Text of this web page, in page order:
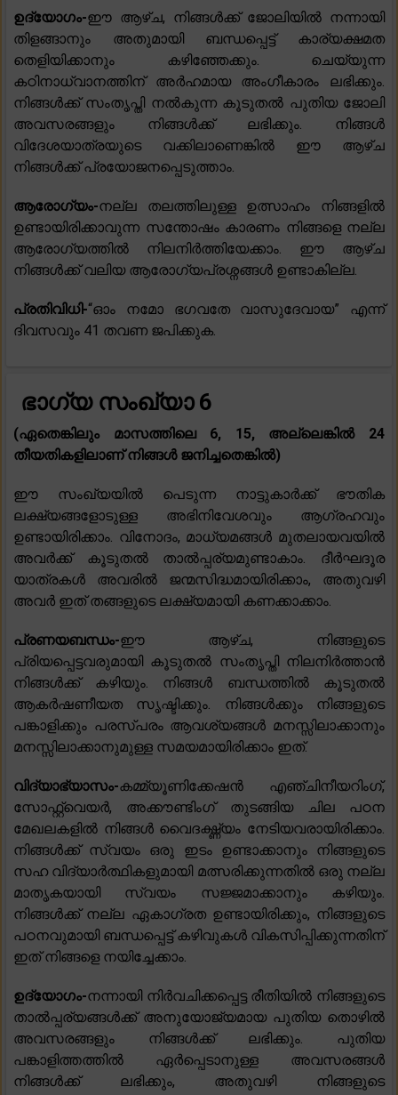
ഉദ്യോഗം-ഈ ആഴ്ച, നിങ്ങൾക്ക് ജോലിയിൽ നന്നായി
തിളങ്ങാനും അതുമായി ബന്ധപ്പെട്ട് കാര്യക്ഷമത
തെളിയിക്കാനും കഴിഞ്ഞേക്കും. ചെയ്യുന്ന
കഠിനാധ്വാനത്തിന് അർഹമായ അംഗീകാരം ലഭിക്കും.
നിങ്ങൾക്ക് സംതൃപ്തി നൽകുന്ന കൂടുതൽ പുതിയ ജോലി
അവസരങ്ങളും നിങ്ങൾക്ക് ലഭിക്കും. നിങ്ങൾ
വിദേശയാത്രയുടെ വക്കിലാണെങ്കിൽ ഈ ആഴ്ച
നിങ്ങൾക്ക് പ്രയോജനപ്പെടുത്താം.
ആരോഗ്യം-നല്ല തലത്തിലുള്ള ഉത്സാഹം നിങ്ങളിൽ
ഉണ്ടായിരിക്കാവുന്ന സന്തോഷം കാരണം നിങ്ങളെ നല്ല
ആരോഗ്യത്തിൽ നിലനിർത്തിയേക്കാം. ഈ ആഴ്ച
നിങ്ങൾക്ക് വലിയ ആരോഗ്യപ്രശ്നങ്ങൾ ഉണ്ടാകില്ല.
പ്രതിവിധി-“ഓം നമോ ഭഗവതേ വാസുദേവായ” എന്ന്
ദിവസവും 41 തവണ ജപിക്കുക.
ഭാഗ്യ സംഖ്യാ 6
(ഏതെങ്കിലും മാസത്തിലെ 6, 15, അല്ലെങ്കിൽ 24
തീയതികളിലാണ് നിങ്ങൾ ജനിച്ചതെങ്കിൽ)
ഈ സംഖ്യയിൽ പെടുന്ന നാട്ടുകാർക്ക് ഭൗതിക
ലക്ഷ്യങ്ങളോടുള്ള അഭിനിവേശവും ആഗ്രഹവും
ഉണ്ടായിരിക്കാം. വിനോദം, മാധ്യമങ്ങൾ മുതലായവയിൽ
അവർക്ക് കൂടുതൽ താൽപ്പര്യമുണ്ടാകാം. ദീർഘദൂര
യാത്രകൾ അവരിൽ ജന്മസിദ്ധമായിരിക്കാം, അതുവഴി
അവർ ഇത് തങ്ങളുടെ ലക്ഷ്യമായി കണക്കാക്കാം.
പ്രണയബന്ധം-ഈ ആഴ്ച, നിങ്ങളുടെ
പ്രിയപ്പെട്ടവരുമായി കൂടുതൽ സംതൃപ്തി നിലനിർത്താൻ
നിങ്ങൾക്ക് കഴിയും. നിങ്ങൾ ബന്ധത്തിൽ കൂടുതൽ
ആകർഷണീയത സൃഷ്ടിക്കും. നിങ്ങൾക്കും നിങ്ങളുടെ
പങ്കാളിക്കും പരസ്പരം ആവശ്യങ്ങൾ മനസ്സിലാക്കാനും
മനസ്സിലാക്കാനുമുള്ള സമയമായിരിക്കാം ഇത്.
വിദ്യാഭ്യാസം-കമ്മ്യൂണിക്കേഷൻ എഞ്ചിനീയറിംഗ്,
സോഫ്റ്റ്‌വെയർ, അക്കൗണ്ടിംഗ് തുടങ്ങിയ ചില പഠന
മേഖലകളിൽ നിങ്ങൾ വൈദഗ്ദ്ധ്യം നേടിയവരായിരിക്കാം.
നിങ്ങൾക്ക് സ്വയം ഒരു ഇടം ഉണ്ടാക്കാനും നിങ്ങളുടെ
സഹ വിദ്യാർത്ഥികളുമായി മത്സരിക്കുന്നതിൽ ഒരു നല്ല
മാതൃകയായി സ്വയം സജ്ജമാക്കാനും കഴിയും.
നിങ്ങൾക്ക് നല്ല ഏകാഗ്രത ഉണ്ടായിരിക്കും, നിങ്ങളുടെ
പഠനവുമായി ബന്ധപ്പെട്ട് കഴിവുകൾ വികസിപ്പിക്കുന്നതിന്
ഇത് നിങ്ങളെ നയിച്ചേക്കാം.
ഉദ്യോഗം-നന്നായി നിർവചിക്കപ്പെട്ട രീതിയിൽ നിങ്ങളുടെ
താൽപ്പര്യങ്ങൾക്ക് അനുയോജ്യമായ പുതിയ തൊഴിൽ
അവസരങ്ങളും നിങ്ങൾക്ക് ലഭിക്കും. പുതിയ
പങ്കാളിത്തത്തിൽ ഏർപ്പെടാനുള്ള അവസരങ്ങൾ
നിങ്ങൾക്ക് ലഭിക്കും, അതുവഴി നിങ്ങളുടെ